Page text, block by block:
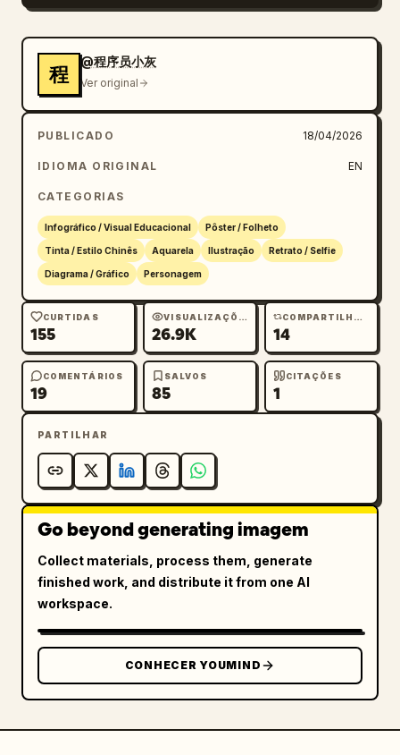
"Uigur", "Miao", "Yi", "Zhuang",
        "Buyi", "Coreano", "Manchu", "Dong",
"Yao", "Bai", "Tujia", "Hani",
"Jingpo", "Quirguiz", "Tu", "Daur", "Mulao",
        "Qiang", "Blang", "Salar", "Maonan",
        "Tajique", "Nu", "Uzbeque", "Russo",
"Evenki", "De'ang", "Bonan", "Yugur",
        "Jing", "Tártaro", "Derung",
"Oroqen", "Hezhen", "Monba", "Lhoba", "Jino"
      ]
    }
  }
}
程
@程序员小灰
Ver original
PUBLICADO 18/04/2026
IDIOMA ORIGINAL EN
CATEGORIAS
Infográfico / Visual Educacional Pôster / Folheto
Tinta / Estilo Chinês Aquarela Ilustração Retrato / Selfie
Diagrama / Gráfico Personagem
CURTIDAS
155
VISUALIZAÇÕES
26.9K
COMPARTILHAMENTOS
14
COMENTÁRIOS
19
SALVOS
85
CITAÇÕES
1
PARTILHAR
Go beyond generating imagem
Collect materials, process them, generate
finished work, and distribute it from one AI
workspace.
CONHECER YOUMIND